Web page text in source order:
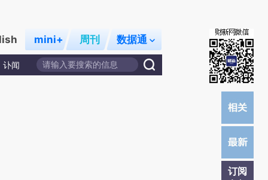
mini+ 周刊 数据通
讣闻
订阅